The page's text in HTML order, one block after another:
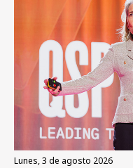
lunes, 3 de agosto 2026